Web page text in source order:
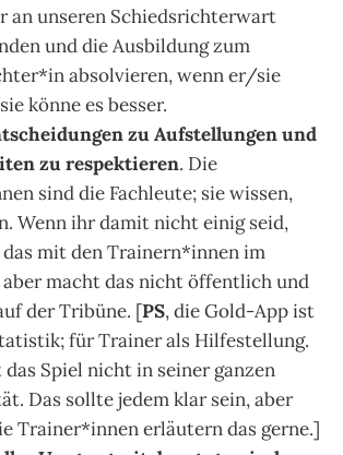
an unseren Schiedsrichterwart
und die Ausbildung zum
absolvieren, wenn er/sie
könne es besser.
zu Aufstellungen und
zu respektieren. Die
sind die Fachleute; sie wissen,
Wenn ihr damit nicht einig seid,
mit den Trainern*innen im
aber macht das nicht öffentlich und
der Tribüne. [PS, die Gold-App ist
für Trainer als Hilfestellung.
das Spiel nicht in seiner ganzen
Das sollte jedem klar sein, aber
Trainer*innen erläutern das gerne.]